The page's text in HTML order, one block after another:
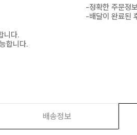
니다.
합니다.
-정확한 주문정
-배달이 완료된
배송정보